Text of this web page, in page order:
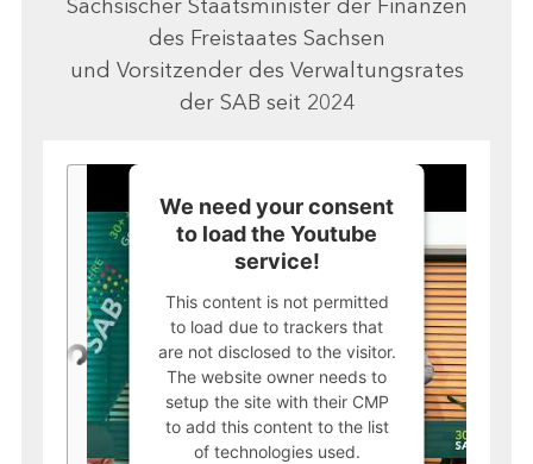
Sächsischer Staatsminister der Finanzen
des Freistaates Sachsen
und Vorsitzender des Verwaltungsrates
der SAB seit 2024
We need your consent
to load the Youtube
service!
This content is not permitted
to load due to trackers that
are not disclosed to the visitor.
The website owner needs to
setup the site with their CMP
to add this content to the list
of technologies used.